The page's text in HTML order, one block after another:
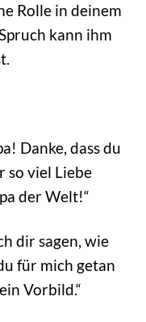
Rolle in deinem
kann ihm
Danke, dass du
so viel Liebe
der Welt!“
dir sagen, wie
für mich getan
Vorbild.“